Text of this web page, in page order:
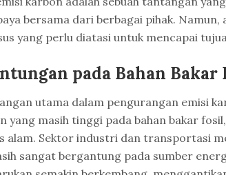
bersama dari berbagai pihak. Namun,
yang perlu diatasi untuk mencapai
pada Bahan Bakar
utama dalam pengurangan emisi
yang masih tinggi pada bahan bakar
alam. Sektor industri dan transportasi
sangat bergantung pada sumber